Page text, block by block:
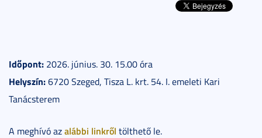
Időpont: 2026. június. 30. 15.00 óra
Helyszín:6720 Szeged, Tisza L. krt. 54. I. emeleti Kari
Tanácsterem
A meghívó azalábbi linkről tölthető le.